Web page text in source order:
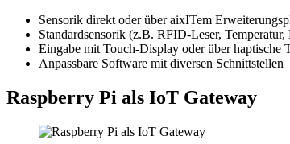
Sensorik direkt oder über aixITem
Standardsensorik (z.B. RFID-Leser,
Eingabe mit Touch-Display oder über haptische
Anpassbare Software mit diversen Schnittstellen
Raspberry Pi als IoT Gateway